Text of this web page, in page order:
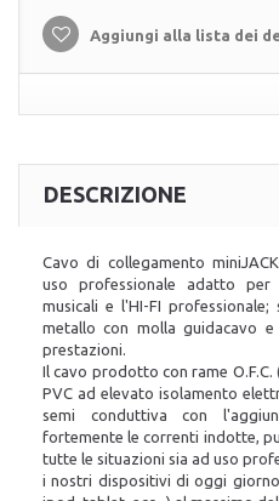
Aggiungi alla lista dei
DESCRIZIONE
Cavo di collegamento
uso professionale adatto
musicali e l'HI-FI
metallo con molla guidacavo
prestazioni.
Il cavo prodotto con rame O.F.C.
PVC ad elevato isolamento
semi conduttiva con
fortemente le correnti indotte,
tutte le situazioni sia ad uso
i nostri dispositivi di oggi